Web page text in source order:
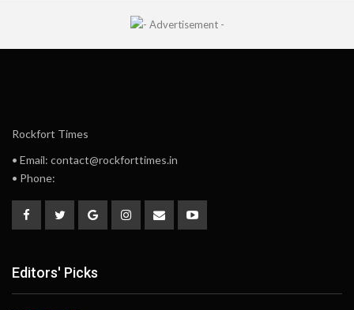
Rockfort Times
• Email: contact@rockforttimes.in
• Phone:
Editors' Picks